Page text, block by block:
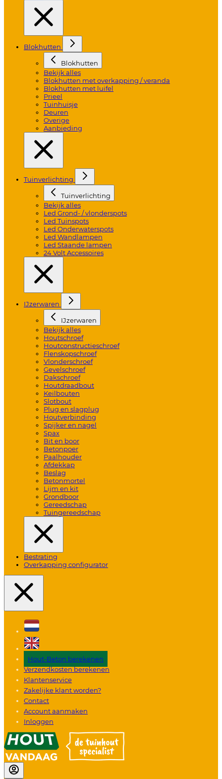
Blokhutten
Blokhutten
Bekijk alles
Blokhutten met overkapping / veranda
Blokhutten met luifel
Prieel
Tuinhuisje
Deuren
Overige
Aanbieding
Tuinverlichting
Tuinverlichting
Bekijk alles
Led Grond- / vlonderspots
Led Tuinspots
Led Onderwaterspots
Led Wandlampen
Led Staande lampen
24 Volt Accessoires
IJzerwaren
IJzerwaren
Bekijk alles
Houtschroef
Houtconstructieschroef
Flenskopschroef
Vlonderschroef
Gevelschroef
Dakschroef
Houtdraadbout
Keilbouten
Slotbout
Plug en slagplug
Houtverbinding
Spijker en nagel
Spax
Bit en boor
Betonpoer
Paalhouder
Afdekkap
Beslag
Betonmortel
Lijm en kit
Grondboor
Gereedschap
Tuingereedschap
Bestrating
Overkapping configurator
Hout-Beton berekenen
Verzendkosten berekenen
Klantenservice
Zakelijke klant worden?
Contact
Account aanmaken
Inloggen